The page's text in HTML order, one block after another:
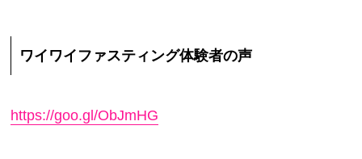
ワイワイファスティング体験者の声
https://goo.gl/ObJmHG